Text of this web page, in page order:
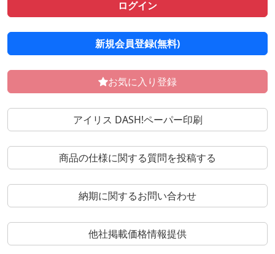
ログイン
新規会員登録(無料)
お気に入り登録
アイリス DASH!ペーパー印刷
商品の仕様に関する質問を投稿する
納期に関するお問い合わせ
他社掲載価格情報提供